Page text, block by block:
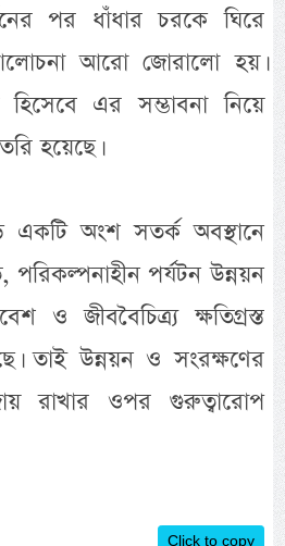
পর ধাঁধার চরকে ঘিরে
আরো জোরালো হয়।
হিসেবে এর সম্ভাবনা নিয়ে
হয়েছে।
একটি অংশ সতর্ক অবস্থানে
পরিকল্পনাহীন পর্যটন উন্নয়ন
ও জীববৈচিত্র্য ক্ষতিগ্রস্ত
তাই উন্নয়ন ও সংরক্ষণের
রাখার ওপর গুরুত্বারোপ
Click to copy